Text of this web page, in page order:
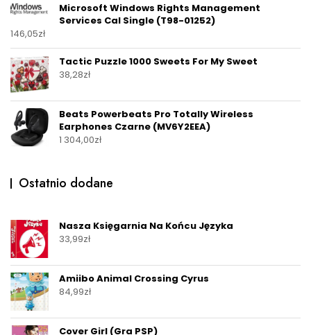
Microsoft Windows Rights Management
Services Cal Single (T98-01252)
146,05zł
Tactic Puzzle 1000 Sweets For My Sweet
38,28zł
Beats Powerbeats Pro Totally Wireless
Earphones Czarne (MV6Y2EEA)
1 304,00zł
Ostatnio dodane
Nasza Księgarnia Na Końcu Języka
33,99zł
Amiibo Animal Crossing Cyrus
84,99zł
Cover Girl (Gra PSP)